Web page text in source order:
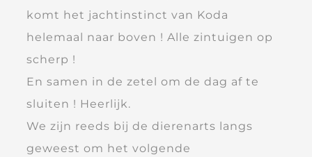
komt het jachtinstinct van Koda
helemaal naar boven ! Alle zintuigen op
scherp !
En samen in de zetel om de dag af te
sluiten ! Heerlijk.
We zijn reeds bij de dierenarts langs
geweest om het volgende